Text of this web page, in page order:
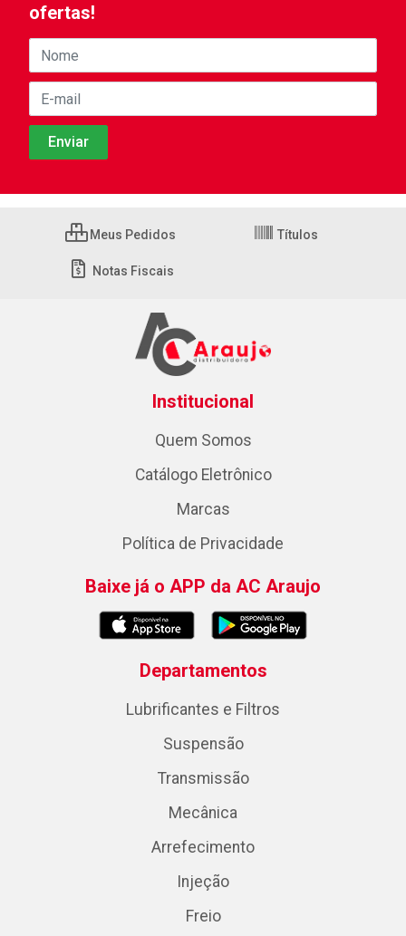
ofertas!
Meus Pedidos Títulos
Notas Fiscais
Institucional
Quem Somos
Catálogo Eletrônico
Marcas
Política de Privacidade
Baixe já o APP da AC Araujo
Departamentos
Lubrificantes e Filtros
Suspensão
Transmissão
Mecânica
Arrefecimento
Injeção
Freio